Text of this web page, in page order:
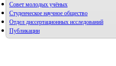
Совет молодых учёных
Студенческое научное общество
Отдел диссертационных исследований
Публикации